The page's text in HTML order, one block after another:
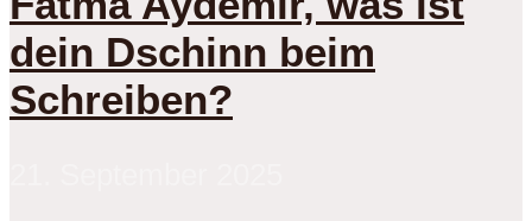
dein Dschinn beim
Schreiben?